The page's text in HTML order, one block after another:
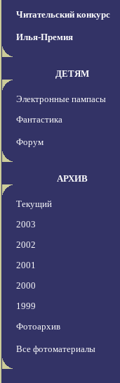
Читательский конкурс
Илья-Премия
ДЕТЯМ
Электронные пампасы
Фантастика
Форум
АРХИВ
Текущий
2003
2002
2001
2000
1999
Фотоархив
Все фотоматериалы